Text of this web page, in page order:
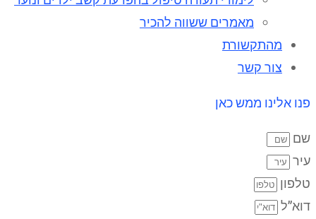
מאמרים ששווה להכיר
מהתקשורת
צור קשר
פנו אלינו ממש כאן
שם
עיר
טלפון
דוא”ל